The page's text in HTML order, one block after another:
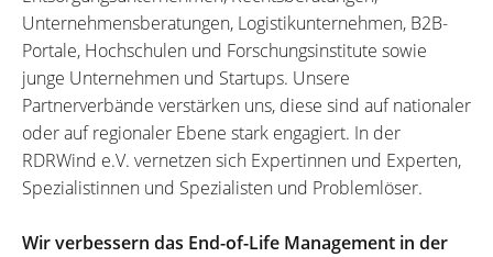
Unternehmensberatungen, Logistikunternehmen, B2B-
Portale, Hochschulen und Forschungsinstitute sowie
junge Unternehmen und Startups. Unsere
Partnerverbände verstärken uns, diese sind auf nationaler
oder auf regionaler Ebene stark engagiert. In der
RDRWind e.V. vernetzen sich Expertinnen und Experten,
Spezialistinnen und Spezialisten und Problemlöser.
Wir verbessern das End-of-Life Management in der